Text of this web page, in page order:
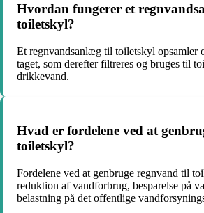
Hvordan fungerer et
toiletskyl?
Et regnvandsanlæg til toiletskyl opsamler
taget, som derefter filtreres og bruges til
drikkevand.
Hvad er fordelene ved at
toiletskyl?
Fordelene ved at genbruge regnvand til
reduktion af vandforbrug, besparelse på
belastning på det offentlige